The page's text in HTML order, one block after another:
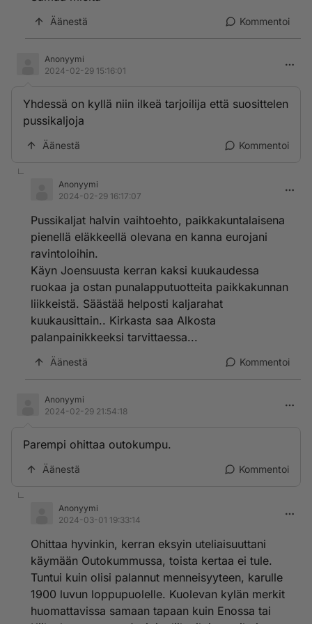
Äänestä Kommentoi
Anonyymi
2024-02-29 15:16:01
Yhdessä on kyllä niin ilkeä tarjoilija että suosittelen
pussikaljoja
Äänestä Kommentoi
Anonyymi
2024-02-29 16:17:07
Pussikaljat halvin vaihtoehto, paikkakuntalaisena
pienellä eläkkeellä olevana en kanna eurojani
ravintoloihin.
Käyn Joensuusta kerran kaksi kuukaudessa
ruokaa ja ostan punalapputuotteita paikkakunnan
liikkeistä. Säästää helposti kaljarahat
kuukausittain.. Kirkasta saa Alkosta
palanpainikkeeksi tarvittaessa...
Äänestä Kommentoi
Anonyymi
2024-02-29 21:54:18
Parempi ohittaa outokumpu.
Äänestä Kommentoi
Anonyymi
2024-03-01 19:33:14
Ohittaa hyvinkin, kerran eksyin uteliaisuuttani
käymään Outokummussa, toista kertaa ei tule.
Tuntui kuin olisi palannut menneisyyteen, karulle
1900 luvun loppupuolelle. Kuolevan kylän merkit
huomattavissa samaan tapaan kuin Enossa tai